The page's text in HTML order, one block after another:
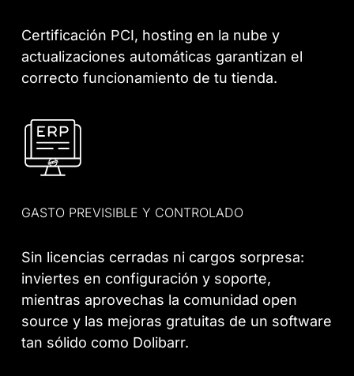
Certificación PCI, hosting en la nube y
actualizaciones automáticas garantizan el
correcto funcionamiento de tu tienda.
GASTO PREVISIBLE Y CONTROLADO
Sin licencias cerradas ni cargos sorpresa:
inviertes en configuración y soporte,
mientras aprovechas la comunidad open
source y las mejoras gratuitas de un software
tan sólido como Dolibarr.